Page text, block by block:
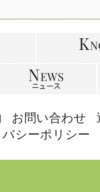
お問い合わせ
シーポリシー